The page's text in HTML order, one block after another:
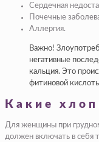
Сердечная
Почечные
Аллергия.
Важно!
негативные
кальция. Это
фитиновой
Какие
Для женщины при
должен включать в себя